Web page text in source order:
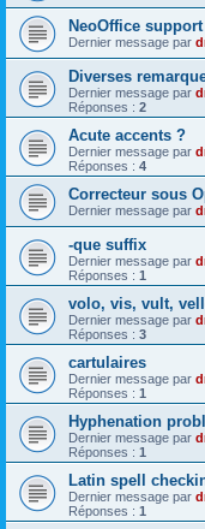
NeoOffice
Dernier message par
Diverses
Dernier message par
Réponses : 2
Acute accents ?
Dernier message par
Réponses : 4
Correcteur sous
Dernier message par
-que suffix
Dernier message par
Réponses : 1
volo, vis, vult,
Dernier message par
Réponses : 3
cartulaires
Dernier message par
Réponses : 1
Hyphenation
Dernier message par
Réponses : 1
Latin spell
Dernier message par
Réponses : 1